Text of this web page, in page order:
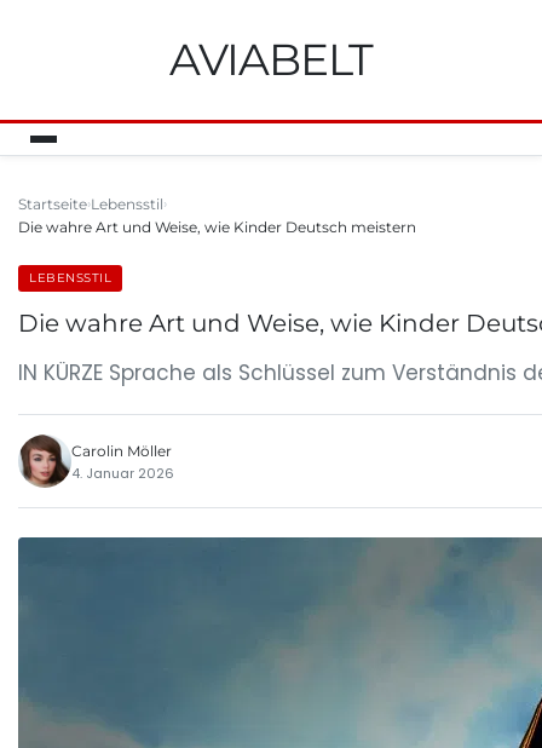
AVIABELT
Startseite Lebensstil
Die wahre Art und Weise, wie Kinder Deutsch meistern
LEBENSSTIL
Die wahre Art und Weise, wie Kinder
IN KÜRZE Sprache als Schlüssel zum
Carolin Möller
4. Januar 2026